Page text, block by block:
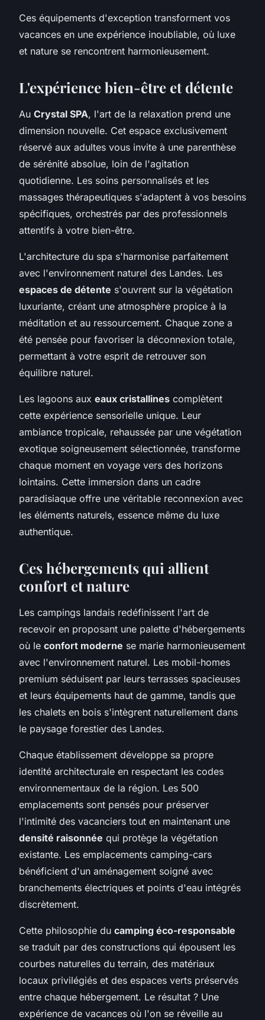
Ces équipements d'exception transforment vos
vacances en une expérience inoubliable, où luxe
et nature se rencontrent harmonieusement.
L'expérience bien-être et détente
Au Crystal SPA, l'art de la relaxation prend une
dimension nouvelle. Cet espace exclusivement
réservé aux adultes vous invite à une parenthèse
de sérénité absolue, loin de l'agitation
quotidienne. Les soins personnalisés et les
massages thérapeutiques s'adaptent à vos besoins
spécifiques, orchestrés par des professionnels
attentifs à votre bien-être.
L'architecture du spa s'harmonise parfaitement
avec l'environnement naturel des Landes. Les
espaces de détente s'ouvrent sur la végétation
luxuriante, créant une atmosphère propice à la
méditation et au ressourcement. Chaque zone a
été pensée pour favoriser la déconnexion totale,
permettant à votre esprit de retrouver son
équilibre naturel.
Les lagoons aux eaux cristallines complètent
cette expérience sensorielle unique. Leur
ambiance tropicale, rehaussée par une végétation
exotique soigneusement sélectionnée, transforme
chaque moment en voyage vers des horizons
lointains. Cette immersion dans un cadre
paradisiaque offre une véritable reconnexion avec
les éléments naturels, essence même du luxe
authentique.
Ces hébergements qui allient
confort et nature
Les campings landais redéfinissent l'art de
recevoir en proposant une palette d'hébergements
où le confort moderne se marie harmonieusement
avec l'environnement naturel. Les mobil-homes
premium séduisent par leurs terrasses spacieuses
et leurs équipements haut de gamme, tandis que
les chalets en bois s'intègrent naturellement dans
le paysage forestier des Landes.
Chaque établissement développe sa propre
identité architecturale en respectant les codes
environnementaux de la région. Les 500
emplacements sont pensés pour préserver
l'intimité des vacanciers tout en maintenant une
densité raisonnée qui protège la végétation
existante. Les emplacements camping-cars
bénéficient d'un aménagement soigné avec
branchements électriques et points d'eau intégrés
discrètement.
Cette philosophie du camping éco-responsable
se traduit par des constructions qui épousent les
courbes naturelles du terrain, des matériaux
locaux privilégiés et des espaces verts préservés
entre chaque hébergement. Le résultat ? Une
expérience de vacances où l'on se réveille au